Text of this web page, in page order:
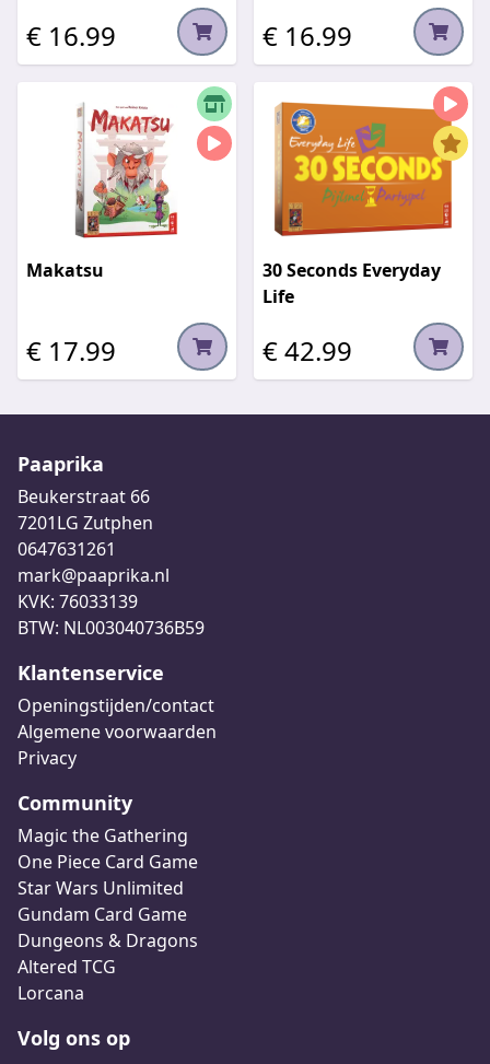
€ 16.99 € 16.99
Makatsu
€ 17.99
30 Seconds Everyday
Life
€ 42.99
Paaprika
Beukerstraat 66
7201LG Zutphen
0647631261
mark@paaprika.nl
KVK: 76033139
BTW: NL003040736B59
Klantenservice
Openingstijden/contact
Algemene voorwaarden
Privacy
Community
Magic the Gathering
One Piece Card Game
Star Wars Unlimited
Gundam Card Game
Dungeons & Dragons
Altered TCG
Lorcana
Volg ons op